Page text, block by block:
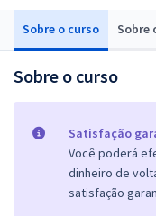
Sobre o curso Sobre
Sobre o curso
Satisfação
Você poderá
dinheiro de
satisfação